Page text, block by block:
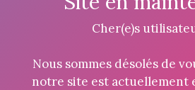
Cher(e)s
Nous sommes désolés de
notre site est actuellement